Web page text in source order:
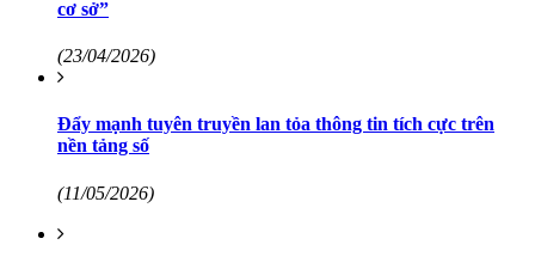
cơ sở”
(23/04/2026)
Đẩy mạnh tuyên truyền lan tỏa thông tin tích cực trên
nền tảng số
(11/05/2026)